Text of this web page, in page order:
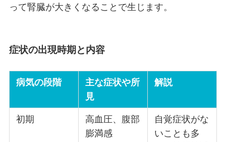
って腎臓が大きくなることで生じます。
症状の出現時期と内容
病気の段階
主な症状や所
見
解説
初期
高血圧、腹部
膨満感
自覚症状がな
いことも多